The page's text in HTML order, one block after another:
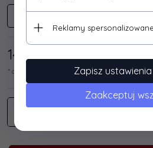
144,72 / 178,00 PLN*
* cena netto / brutto
Reklamy spersonalizowane
Zapisz
Zaakceptuj